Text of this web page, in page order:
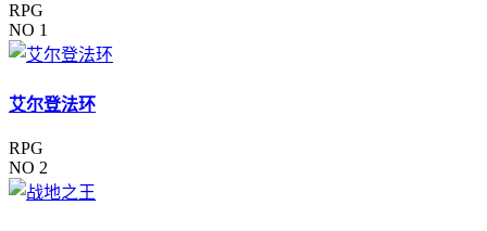
RPG
NO 1
艾尔登法环
RPG
NO 2